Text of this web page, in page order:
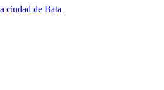
ciudad de Bata